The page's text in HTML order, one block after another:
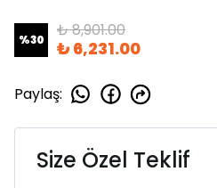
%30 ₺ 8,901.00
₺ 6,231.00
Paylaş:
Size Özel Teklif